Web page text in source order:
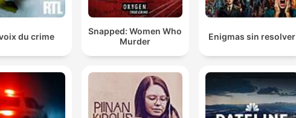
du crime
Snapped: Women Who
Murder
Enigmas sin resolver